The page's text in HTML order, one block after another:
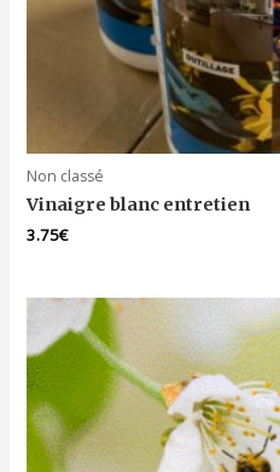
Non classé
Vinaigre blanc entretien
3.75€